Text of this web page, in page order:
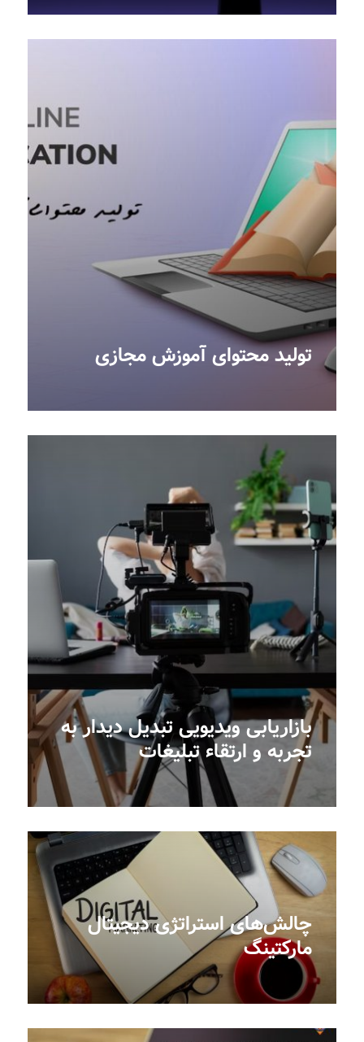
تولید محتوای آموزش مجازی
بازاریابی ویدیویی تبدیل دیدار به
تجربه و ارتقاء تبلیغات
چالش‌های استراتژی دیجیتال
مارکتینگ